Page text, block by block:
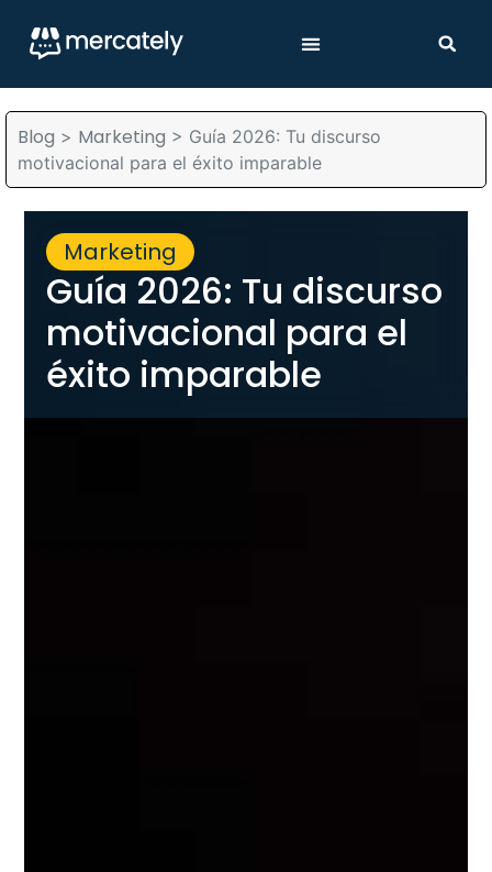
Blog > Marketing > Guía 2026: Tu discurso
motivacional para el éxito imparable
Marketing
Guía 2026: Tu discurso
motivacional para el
éxito imparable